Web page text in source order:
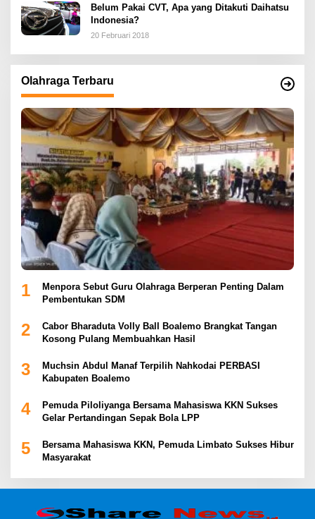
Belum Pakai CVT, Apa yang Ditakuti Daihatsu
Indonesia?
20 Februari 2018
Olahraga Terbaru
1
Menpora Sebut Guru Olahraga Berperan Penting Dalam
Pembentukan SDM
2
Cabor Bharaduta Volly Ball Boalemo Brangkat Tangan
Kosong Pulang Membuahkan Hasil
3
Muchsin Abdul Manaf Terpilih Nahkodai PERBASI
Kabupaten Boalemo
4
Pemuda Piloliyanga Bersama Mahasiswa KKN Sukses
Gelar Pertandingan Sepak Bola LPP
5
Bersama Mahasiswa KKN, Pemuda Limbato Sukses Hibur
Masyarakat